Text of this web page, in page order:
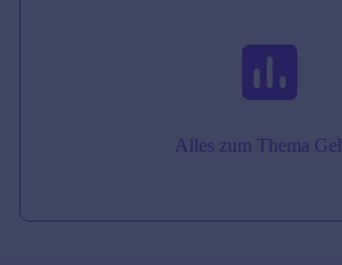
Alles zum Thema